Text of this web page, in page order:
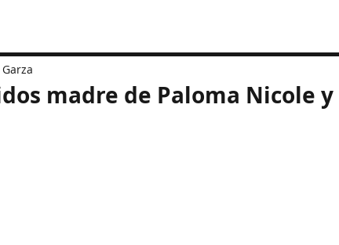
madre de Paloma Nicole